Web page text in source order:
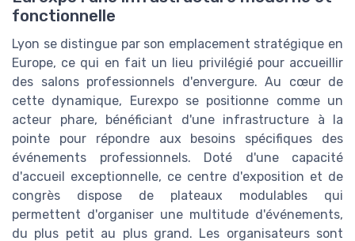
fonctionnelle
Lyon se distingue par son emplacement stratégique en
Europe, ce qui en fait un lieu privilégié pour accueillir
des salons professionnels d'envergure. Au cœur de
cette dynamique, Eurexpo se positionne comme un
acteur phare, bénéficiant d'une infrastructure à la
pointe pour répondre aux besoins spécifiques des
événements professionnels. Doté d'une capacité
d'accueil exceptionnelle, ce centre d'exposition et de
congrès dispose de plateaux modulables qui
permettent d'organiser une multitude d'événements,
du plus petit au plus grand. Les organisateurs sont